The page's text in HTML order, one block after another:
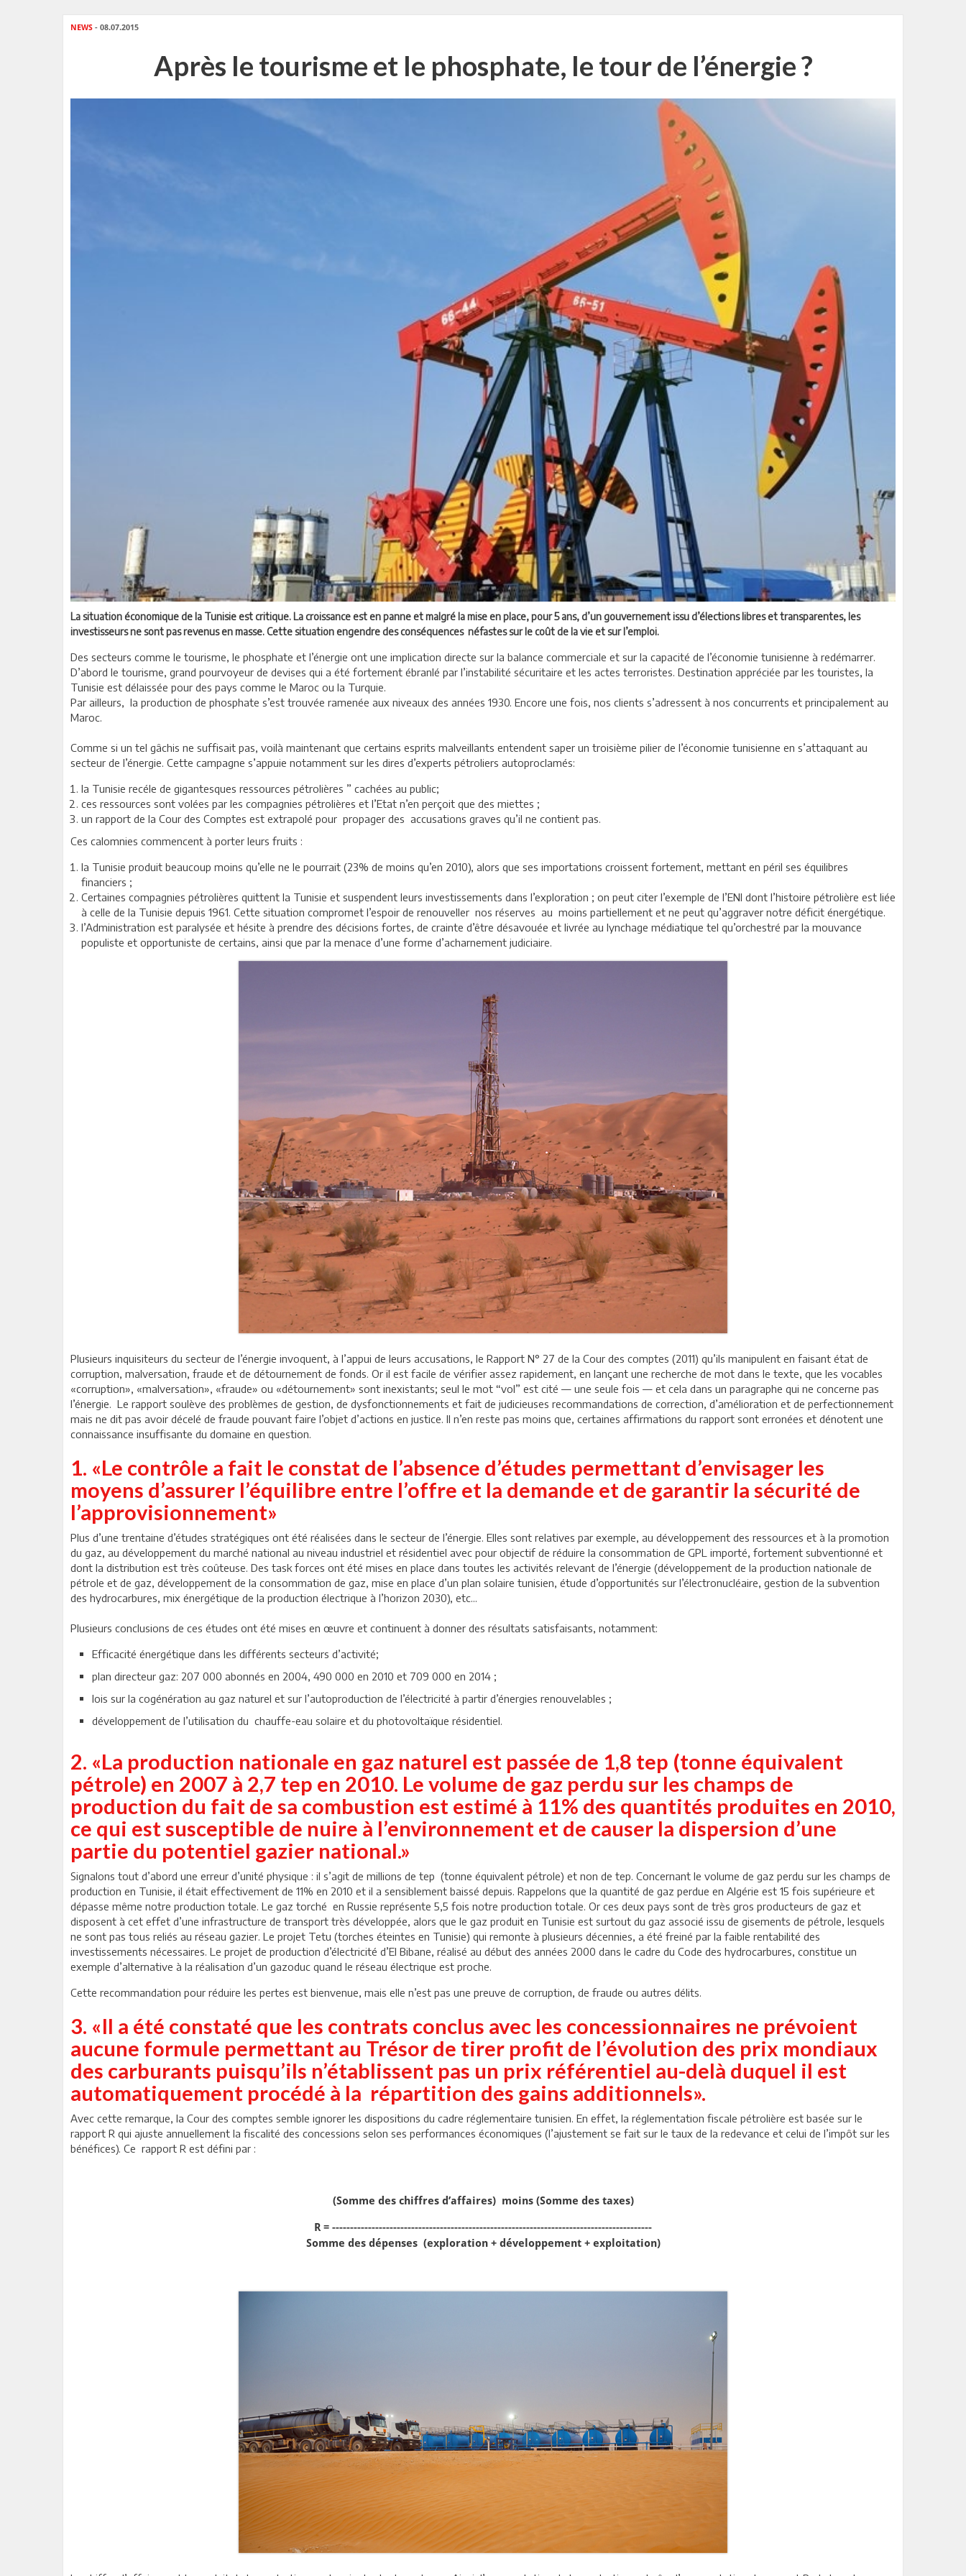
NEWS - 08.07.2015
Après le tourisme et le phosphate, le tour de l’énergie ?
La situation économique de la Tunisie est critique. La croissance est en panne et malgré la mise en place, pour 5 ans, d’un gouvernement issu d’élections libres et transparentes, les
investisseurs ne sont pas revenus en masse. Cette situation engendre des conséquences néfastes sur le coût de la vie et sur l’emploi.
Des secteurs comme le tourisme, le phosphate et l’énergie ont une implication directe sur la balance commerciale et sur la capacité de l’économie tunisienne à redémarrer.
D’abord le tourisme, grand pourvoyeur de devises qui a été fortement ébranlé par l’instabilité sécuritaire et les actes terroristes. Destination appréciée par les touristes, la
Tunisie est délaissée pour des pays comme le Maroc ou la Turquie.
Par ailleurs, la production de phosphate s’est trouvée ramenée aux niveaux des années 1930. Encore une fois, nos clients s’adressent à nos concurrents et principalement au
Maroc.
Comme si un tel gâchis ne suffisait pas, voilà maintenant que certains esprits malveillants entendent saper un troisième pilier de l’économie tunisienne en s’attaquant au
secteur de l’énergie. Cette campagne s’appuie notamment sur les dires d’experts pétroliers autoproclamés:
la Tunisie recéle de gigantesques ressources pétrolières ” cachées au public;
ces ressources sont volées par les compagnies pétrolières et l’Etat n’en perçoit que des miettes ;
un rapport de la Cour des Comptes est extrapolé pour propager des accusations graves qu’il ne contient pas.
Ces calomnies commencent à porter leurs fruits :
la Tunisie produit beaucoup moins qu’elle ne le pourrait (23% de moins qu’en 2010), alors que ses importations croissent fortement, mettant en péril ses équilibres
financiers ;
Certaines compagnies pétrolières quittent la Tunisie et suspendent leurs investissements dans l’exploration ; on peut citer l’exemple de l’ENI dont l’histoire pétrolière est liée
à celle de la Tunisie depuis 1961. Cette situation compromet l’espoir de renouveller nos réserves au moins partiellement et ne peut qu’aggraver notre déficit énergétique.
l’Administration est paralysée et hésite à prendre des décisions fortes, de crainte d’être désavouée et livrée au lynchage médiatique tel qu’orchestré par la mouvance
populiste et opportuniste de certains, ainsi que par la menace d’une forme d’acharnement judiciaire.
Plusieurs inquisiteurs du secteur de l’énergie invoquent, à l’appui de leurs accusations, le Rapport N° 27 de la Cour des comptes (2011) qu’ils manipulent en faisant état de
corruption, malversation, fraude et de détournement de fonds. Or il est facile de vérifier assez rapidement, en lançant une recherche de mot dans le texte, que les vocables
«corruption», «malversation», «fraude» ou «détournement» sont inexistants; seul le mot “vol” est cité — une seule fois — et cela dans un paragraphe qui ne concerne pas
l’énergie. Le rapport soulève des problèmes de gestion, de dysfonctionnements et fait de judicieuses recommandations de correction, d’amélioration et de perfectionnement
mais ne dit pas avoir décelé de fraude pouvant faire l’objet d’actions en justice. Il n’en reste pas moins que, certaines affirmations du rapport sont erronées et dénotent une
connaissance insuffisante du domaine en question.
1. «Le contrôle a fait le constat de l’absence d’études permettant d’envisager les
moyens d’assurer l’équilibre entre l’offre et la demande et de garantir la sécurité de
l’approvisionnement»
Plus d’une trentaine d’études stratégiques ont été réalisées dans le secteur de l’énergie. Elles sont relatives par exemple, au développement des ressources et à la promotion
du gaz, au développement du marché national au niveau industriel et résidentiel avec pour objectif de réduire la consommation de GPL importé, fortement subventionné et
dont la distribution est très coûteuse. Des task forces ont été mises en place dans toutes les activités relevant de l’énergie (développement de la production nationale de
pétrole et de gaz, développement de la consommation de gaz, mise en place d’un plan solaire tunisien, étude d’opportunités sur l’électronucléaire, gestion de la subvention
des hydrocarbures, mix énergétique de la production électrique à l’horizon 2030), etc...
Plusieurs conclusions de ces études ont été mises en œuvre et continuent à donner des résultats satisfaisants, notamment:
Efficacité énergétique dans les différents secteurs d’activité;
plan directeur gaz: 207 000 abonnés en 2004, 490 000 en 2010 et 709 000 en 2014 ;
lois sur la cogénération au gaz naturel et sur l’autoproduction de l’électricité à partir d’énergies renouvelables ;
développement de l’utilisation du chauffe-eau solaire et du photovoltaïque résidentiel.
2. «La production nationale en gaz naturel est passée de 1,8 tep (tonne équivalent
pétrole) en 2007 à 2,7 tep en 2010. Le volume de gaz perdu sur les champs de
production du fait de sa combustion est estimé à 11% des quantités produites en 2010,
ce qui est susceptible de nuire à l’environnement et de causer la dispersion d’une
partie du potentiel gazier national.»
Signalons tout d’abord une erreur d’unité physique : il s’agit de millions de tep (tonne équivalent pétrole) et non de tep. Concernant le volume de gaz perdu sur les champs de
production en Tunisie, il était effectivement de 11% en 2010 et il a sensiblement baissé depuis. Rappelons que la quantité de gaz perdue en Algérie est 15 fois supérieure et
dépasse même notre production totale. Le gaz torché en Russie représente 5,5 fois notre production totale. Or ces deux pays sont de très gros producteurs de gaz et
disposent à cet effet d’une infrastructure de transport très développée, alors que le gaz produit en Tunisie est surtout du gaz associé issu de gisements de pétrole, lesquels
ne sont pas tous reliés au réseau gazier. Le projet Tetu (torches éteintes en Tunisie) qui remonte à plusieurs décennies, a été freiné par la faible rentabilité des
investissements nécessaires. Le projet de production d’électricité d’El Bibane, réalisé au début des années 2000 dans le cadre du Code des hydrocarbures, constitue un
exemple d’alternative à la réalisation d’un gazoduc quand le réseau électrique est proche.
Cette recommandation pour réduire les pertes est bienvenue, mais elle n’est pas une preuve de corruption, de fraude ou autres délits.
3. «Il a été constaté que les contrats conclus avec les concessionnaires ne prévoient
aucune formule permettant au Trésor de tirer profit de l’évolution des prix mondiaux
des carburants puisqu’ils n’établissent pas un prix référentiel au-delà duquel il est
automatiquement procédé à la répartition des gains additionnels».
Avec cette remarque, la Cour des comptes semble ignorer les dispositions du cadre réglementaire tunisien. En effet, la réglementation fiscale pétrolière est basée sur le
rapport R qui ajuste annuellement la fiscalité des concessions selon ses performances économiques (l’ajustement se fait sur le taux de la redevance et celui de l’impôt sur les
bénéfices). Ce rapport R est défini par :
(Somme des chiffres d’affaires) moins (Somme des taxes)
R = -----------------------------------------------------------------------------------------
Somme des dépenses (exploration + développement + exploitation)